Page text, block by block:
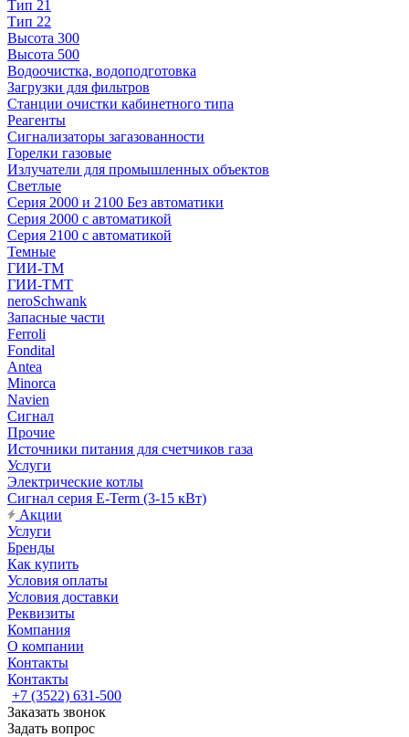
Тип 21
Тип 22
Высота 300
Высота 500
Водоочистка, водоподготовка
Загрузки для фильтров
Станции очистки кабинетного типа
Реагенты
Сигнализаторы загазованности
Горелки газовые
Излучатели для промышленных объектов
Светлые
Серия 2000 и 2100 Без автоматики
Серия 2000 с автоматикой
Серия 2100 с автоматикой
Темные
ГИИ-ТМ
ГИИ-ТМТ
neroSchwank
Запасные части
Ferroli
Fondital
Antea
Minorca
Navien
Сигнал
Прочие
Источники питания для счетчиков газа
Услуги
Электрические котлы
Сигнал серия E-Term (3-15 кВт)
Акции
Услуги
Бренды
Как купить
Условия оплаты
Условия доставки
Реквизиты
Компания
О компании
Контакты
Контакты
+7 (3522) 631-500
Заказать звонок
Задать вопрос